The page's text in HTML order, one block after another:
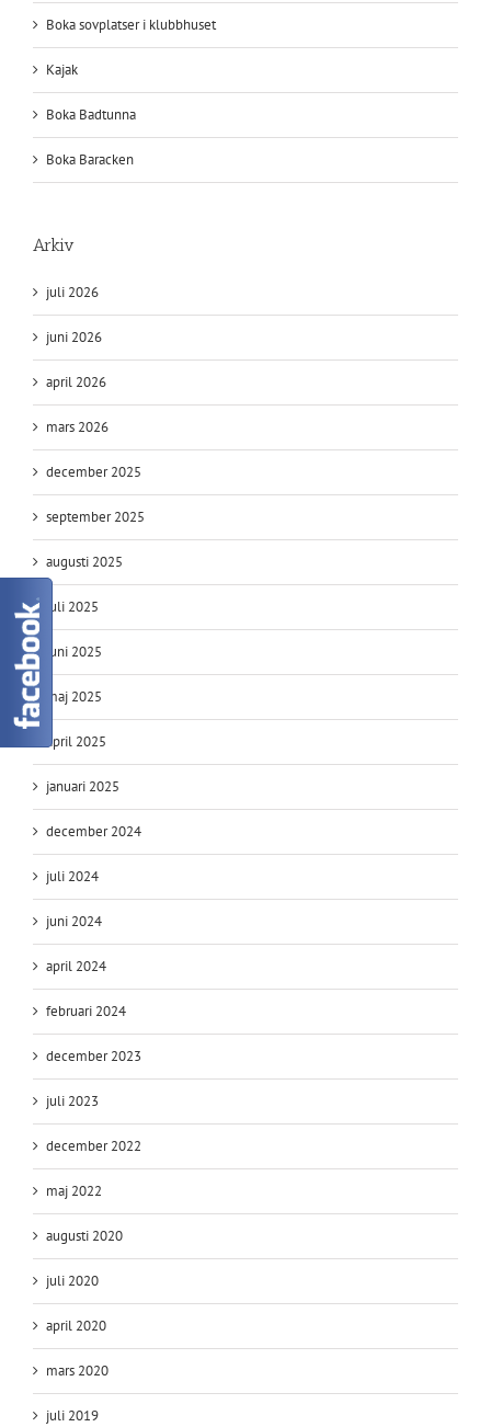
Boka sovplatser i klubbhuset
Kajak
Boka Badtunna
Boka Baracken
Arkiv
juli 2026
juni 2026
april 2026
mars 2026
december 2025
september 2025
augusti 2025
juli 2025
juni 2025
maj 2025
april 2025
januari 2025
december 2024
juli 2024
juni 2024
april 2024
februari 2024
december 2023
juli 2023
december 2022
maj 2022
augusti 2020
juli 2020
april 2020
mars 2020
juli 2019